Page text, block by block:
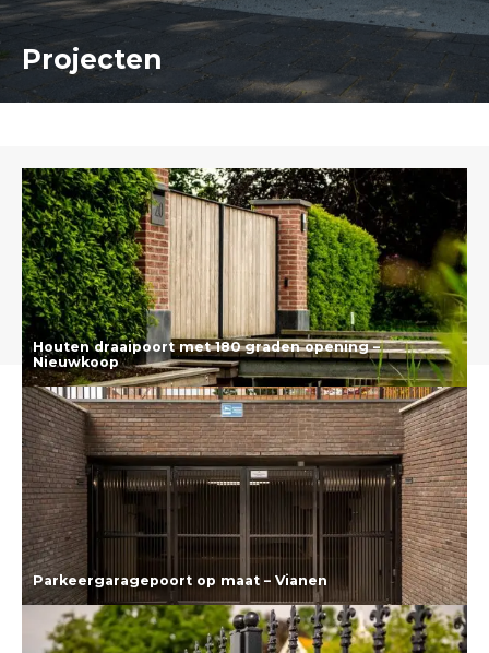
Projecten
Houten draaipoort met 180 graden opening –
Nieuwkoop
Lees meer
Parkeergaragepoort op maat – Vianen
Lees meer